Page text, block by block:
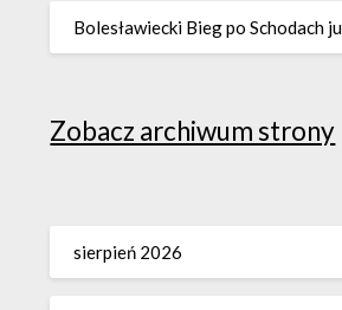
Bolesławiecki Bieg po Schodach
Zobacz archiwum strony
sierpień 2026